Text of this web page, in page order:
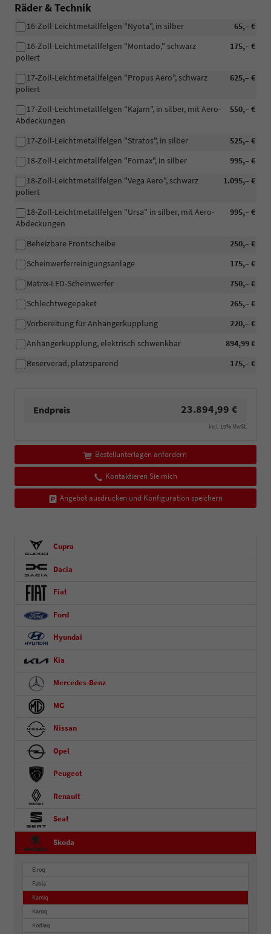
Räder & Technik
65,– €
16-Zoll-Leichtmetallfelgen "Nyota", in silber
175,– €
16-Zoll-Leichtmetallfelgen "Montado," schwarz
poliert
625,– €
17-Zoll-Leichtmetallfelgen "Propus Aero", schwarz
poliert
550,– €
17-Zoll-Leichtmetallfelgen "Kajam", in silber, mit Aero-
Abdeckungen
525,– €
17-Zoll-Leichtmetallfelgen "Stratos", in silber
995,– €
18-Zoll-Leichtmetallfelgen "Fornax", in silber
1.095,– €
18-Zoll-Leichtmetallfelgen "Vega Aero", schwarz
poliert
995,– €
18-Zoll-Leichtmetallfelgen "Ursa" in silber, mit Aero-
Abdeckungen
250,– €
Beheizbare Frontscheibe
175,– €
Scheinwerferreinigungsanlage
750,– €
Matrix-LED-Scheinwerfer
265,– €
Schlechtwegepaket
220,– €
Vorbereitung für Anhängerkupplung
894,99 €
Anhängerkupplung, elektrisch schwenkbar
175,– €
Reserverad, platzsparend
Endpreis 23.894,99 €
incl. 19% MwSt.
Bestellunterlagen anfordern
Kontaktieren Sie mich
Angebot ausdrucken und Konfiguration speichern
Cupra
Dacia
Fiat
Ford
Hyundai
Kia
Mercedes-Benz
MG
Nissan
Opel
Peugeot
Renault
Seat
Skoda
Elroq
Fabia
Kamiq
Karoq
Kodiaq